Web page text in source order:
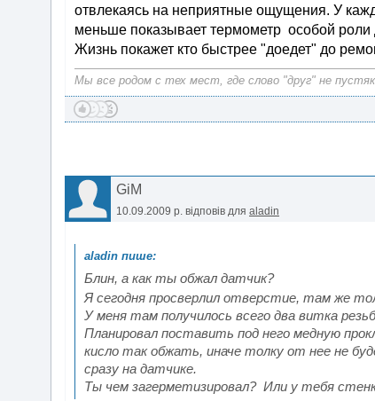
отвлекаясь на неприятные ощущения. У
меньше показывает термометр особой роли
Жизнь покажет кто быстрее "доедет" до
Мы все родом с тех мест, где слово "друг" не
GiM
10.09.2009 р. відповів для aladin
Блин, а как ты обжал датчик?
Я сегодня просверлил отверстие, там же
У меня там получилось всего два витка
Планировал поставить под него медную
кисло так обжать, иначе толку от нее не
сразу на датчике.
Ты чем загерметизировал? Или у тебя